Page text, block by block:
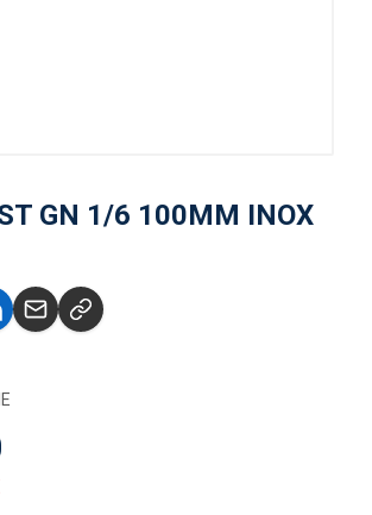
GN 1/6 100MM INOX